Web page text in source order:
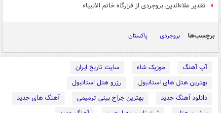
تقدیر علاءالدین بروجردی از قرارگاه خاتم الانبیاء
برچسب‌ها بروجردی پاکستان
آپ آهنگ موزیک شاه
سایت تاریخ ایران
بهترین هتل های استانبول
رزرو هتل استانبول
دانلود آهنگ جدید
بهترین جراح بینی ترمیمی
آهنگ های جدید